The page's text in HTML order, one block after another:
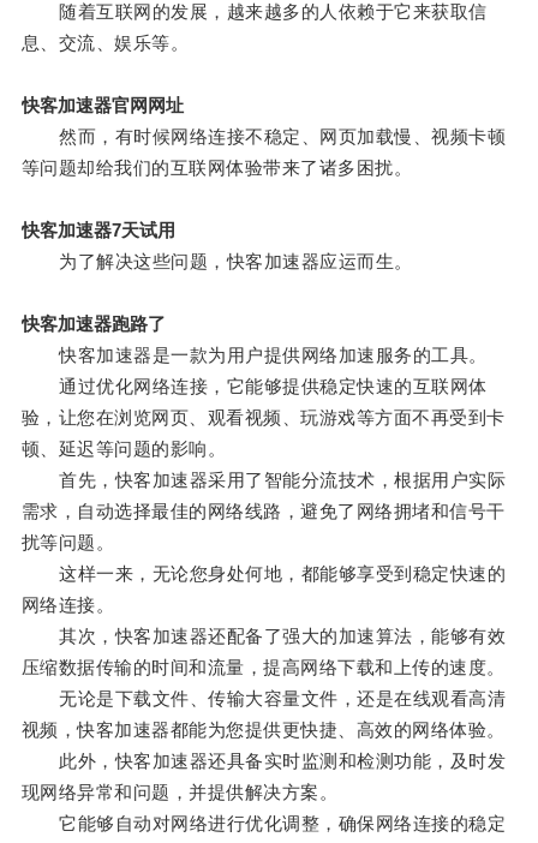
随着互联网的发展，越来越多的人依赖于它来获取信
息、交流、娱乐等。
快客加速器官网网址
然而，有时候网络连接不稳定、网页加载慢、视频卡顿
等问题却给我们的互联网体验带来了诸多困扰。
快客加速器7天试用
为了解决这些问题，快客加速器应运而生。
快客加速器跑路了
快客加速器是一款为用户提供网络加速服务的工具。
通过优化网络连接，它能够提供稳定快速的互联网体
验，让您在浏览网页、观看视频、玩游戏等方面不再受到卡
顿、延迟等问题的影响。
首先，快客加速器采用了智能分流技术，根据用户实际
需求，自动选择最佳的网络线路，避免了网络拥堵和信号干
扰等问题。
这样一来，无论您身处何地，都能够享受到稳定快速的
网络连接。
其次，快客加速器还配备了强大的加速算法，能够有效
压缩数据传输的时间和流量，提高网络下载和上传的速度。
无论是下载文件、传输大容量文件，还是在线观看高清
视频，快客加速器都能为您提供更快捷、高效的网络体验。
此外，快客加速器还具备实时监测和检测功能，及时发
现网络异常和问题，并提供解决方案。
它能够自动对网络进行优化调整，确保网络连接的稳定